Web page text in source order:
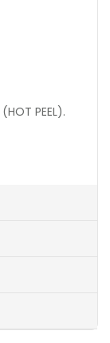
PEEL).